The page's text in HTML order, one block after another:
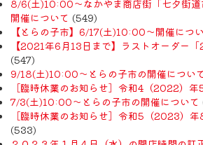
8/6(土)10:00～なかやま商店街「七夕街道
開催について (549)
【とらの子市】6/17(土)10:00～開催につ
【2021年6月13日まで】ラストオーダー
(547)
9/18(土)10:00～とらの子市の開催について
［臨時休業のお知らせ］令和4（2022）年
7/3(土)10:00～とらの子市の開催について
［臨時休業のお知らせ］令和5（2023）
(533)